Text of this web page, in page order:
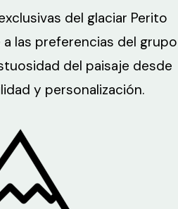
del glaciar Perito
las preferencias del grupo
del paisaje desde
y personalización.